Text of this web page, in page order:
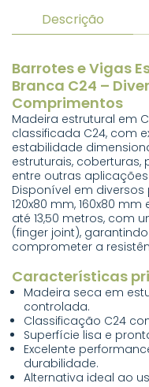
Descrição
Barrotes e Vigas
Branca C24 –
Comprimentos
Madeira estrutural em
classificada C24, com
estabilidade
estruturais, coberturas,
entre outras
Disponível em diversos
120x80 mm, 160x80
até 13,50 metros, com
(finger joint),
comprometer a
Características
Madeira seca em
controlada.
Classificação C24
Superfície lisa e
Excelente
durabilidade.
Alternativa ideal ao